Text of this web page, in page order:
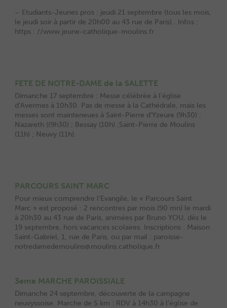
– Etudiants-Jeunes pros : jeudi 21 septembre (tous les mois,
le jeudi soir à partir de 20h00 au 43 rue de Paris) . Infos :
https : //www.jeune-catholique-moulins.fr
FETE DE NOTRE-DAME de la SALETTE
Dimanche 17 septembre : Messe célébrée à l’église
d’Avermes à 10h30. Pas de messe à la Cathédrale, mais les
messes sont mainteneues à Saint-Pierre d’Yzeure (9h30) ;
Nazareth ((9h30) ; Bessay (10h) ;Saint-Pierre de Moulins
(11h) ; Neuvy (11h).
PARCOURS SAINT MARC
Pour mieux comprendre l’Evangile, le « Parcours Saint
Marc » est proposé : 2 rencontres par mois (90 mn) le mardi
à 20h30 au 43 rue de Paris, animées par Bruno YOU, dès le
19 septembre, hors vacances scolaires. Inscriptions : Maison
Saint-Gabriel, 1, rue de Paris, ou par mail : paroisse-
notredamedemoulins@moulins.catholique.fr
3eme MARCHE PAROISSIALE
Dimanche 24 septembre, découverte de la campagne
neuvyssoise. Marche de 5 km : RDV à 14h30 à l’église de